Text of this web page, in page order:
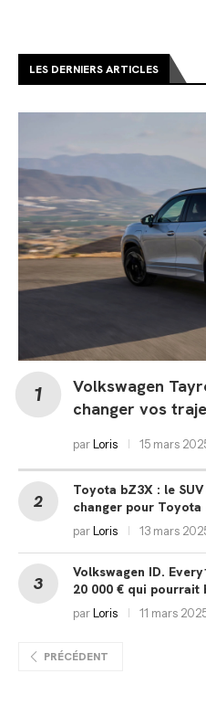
LES DERNIERS ARTICLES
Volkswagen
changer vos
parLoris 15 mars
Toyota bZ3X : le
changer pour Toyota
parLoris 13 mars
Volkswagen ID.
20 000 € qui pourrait
parLoris 11 mars
PRÉCÉDENT